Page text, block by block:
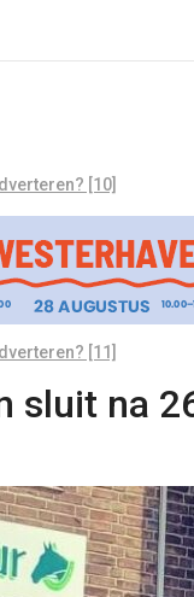
[10]
[11]
sluit na